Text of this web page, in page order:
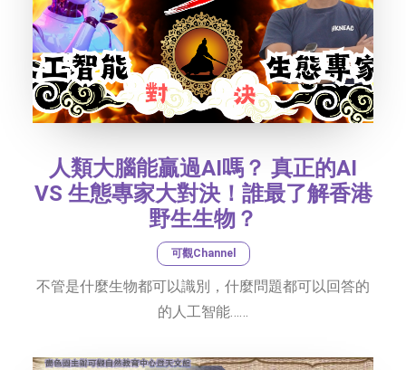
人類大腦能贏過AI嗎？ 真正的AI
VS 生態專家大對決！誰最了解香港
野生生物？
可觀Channel
不管是什麼生物都可以識別，什麼問題都可以回答的
的人工智能……